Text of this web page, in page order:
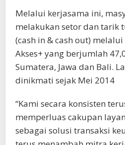
Melalui kerjasama ini,
melakukan setor dan tarik
(cash in & cash out)
Akses+ yang berjumlah
Sumatera, Jawa dan Bali.
dinikmati sejak Mei 2014
“Kami secara konsisten
memperluas cakupan
sebagai solusi transaksi